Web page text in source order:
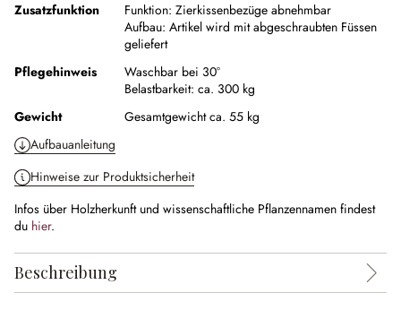
Zusatzfunktion
Funktion: Zierkissenbezüge abnehmbar
Aufbau: Artikel wird mit abgeschraubten Füssen
geliefert
Pflegehinweis
Waschbar bei 30°
Belastbarkeit: ca. 300 kg
Gewicht
Gesamtgewicht ca. 55 kg
Aufbauanleitung
Hinweise zur Produktsicherheit
Infos über Holzherkunft und wissenschaftliche Pflanzennamen findest
du hier.
Beschreibung